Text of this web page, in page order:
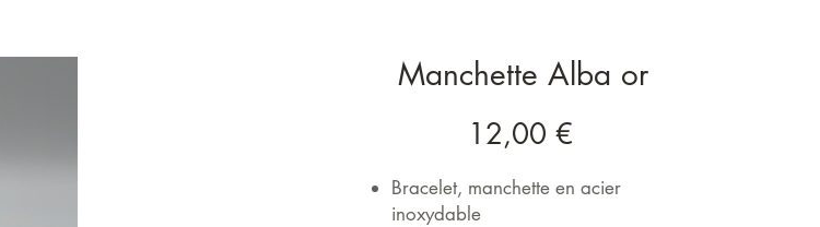
Manchette Alba or
12,00 €Prix
Bracelet, manchette en acier
inoxydable